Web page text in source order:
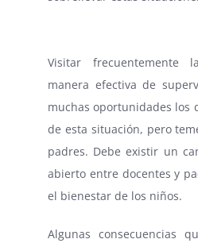
Visitar frecuentemente
manera efectiva de
muchas oportunidades los
de esta situación, pero
padres. Debe existir un
abierto entre docentes y
el bienestar de los niños.
Algunas consecuencias